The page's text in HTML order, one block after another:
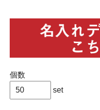
個数
set